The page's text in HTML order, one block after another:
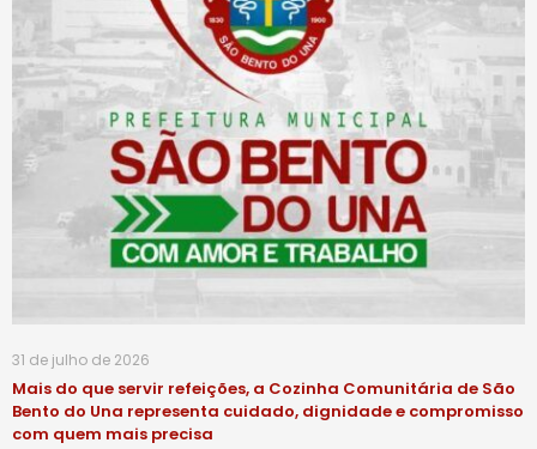
31 de julho de 2026
Mais do que servir refeições, a Cozinha Comunitária de São
Bento do Una representa cuidado, dignidade e compromisso
com quem mais precisa